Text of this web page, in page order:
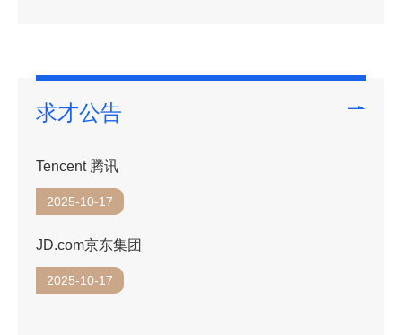
求才公告
Tencent 腾讯
2025-10-17
JD.com京东集团
2025-10-17